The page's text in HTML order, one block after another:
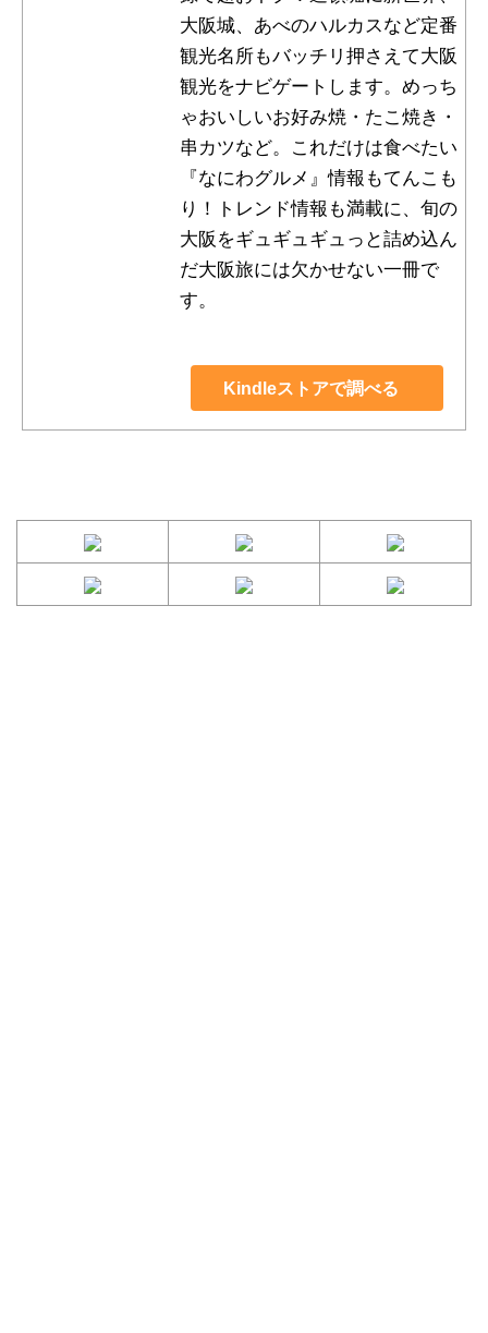
大阪城、あべのハルカスなど定番
観光名所もバッチリ押さえて大阪
観光をナビゲートします。めっち
ゃおいしいお好み焼・たこ焼き・
串カツなど。これだけは食べたい
『なにわグルメ』情報もてんこも
り！トレンド情報も満載に、旬の
大阪をギュギュギュっと詰め込ん
だ大阪旅には欠かせない一冊で
す。
Kindleストアで調べる